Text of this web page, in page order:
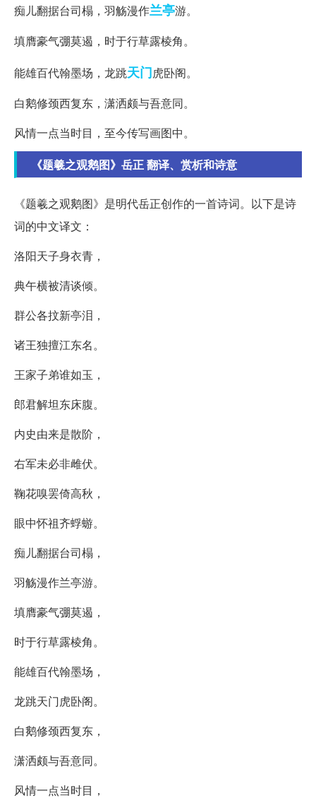
痴儿翻据台司榻，羽觞漫作兰亭游。
填膺豪气弸莫遏，时于行草露棱角。
能雄百代翰墨场，龙跳天门虎卧阁。
白鹅修颈西复东，潇洒颇与吾意同。
风情一点当时目，至今传写画图中。
《题羲之观鹅图》岳正 翻译、赏析和诗意
《题羲之观鹅图》是明代岳正创作的一首诗词。以下是诗
词的中文译文：
洛阳天子身衣青，
典午横被清谈倾。
群公各抆新亭泪，
诸王独擅江东名。
王家子弟谁如玉，
郎君解坦东床腹。
内史由来是散阶，
右军未必非雌伏。
鞠花嗅罢倚高秋，
眼中怀祖齐蜉蝣。
痴儿翻据台司榻，
羽觞漫作兰亭游。
填膺豪气弸莫遏，
时于行草露棱角。
能雄百代翰墨场，
龙跳天门虎卧阁。
白鹅修颈西复东，
潇洒颇与吾意同。
风情一点当时目，